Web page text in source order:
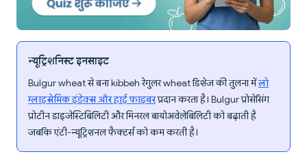
न्यूट्रिशनिस्ट इनसाइट
Bulgur wheat से बना kibbeh रेगुलर wheat डिशेज की तुलना मेंलो
ग्लाइसेमिक इंडेक्स और हाई फाइबरप्रदान करता है। Bulgur प्रोसेसिंग
प्रोटीन डाइजेस्टिबिलिटी और मिनरल बायोअवेलेबिलिटी को बढ़ाती है
जबकि एंटी-न्यूट्रिशनल फैक्टर्स को कम करती है।